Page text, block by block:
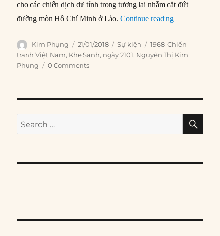
cho các chiến dịch dự tính trong tương lai nhằm cắt đứt
đường mòn Hồ Chí Minh ở Lào.Continue reading“21/01/1968:
Author
Kim Phụng
Posted
on
21/01/2018 Categories
Sự kiện Tags
1968,Chiến
tranh Việt Nam, Khe Sanh, ngày 2101, Nguyễn Thị Kim
Phụng
0 Comments
Search
for: